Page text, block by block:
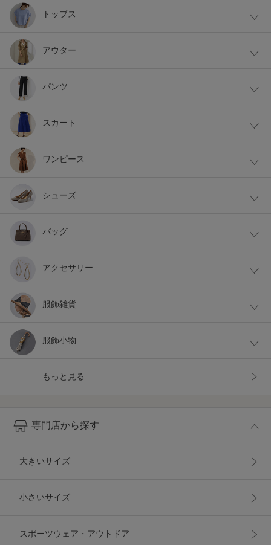
トップス
アウター
パンツ
スカート
ワンピース
シューズ
バッグ
アクセサリー
服飾雑貨
服飾小物
もっと見る
専門店から探す
大きいサイズ
小さいサイズ
スポーツウェア・アウトドア